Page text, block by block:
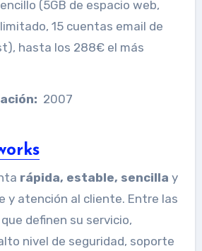
(5GB de espacio web,
15 cuentas email de
hasta los 288€ el más
2007
rápida, estable, sencilla y
y atención al cliente. Entre las
definen su servicio,
nivel de seguridad, soporte